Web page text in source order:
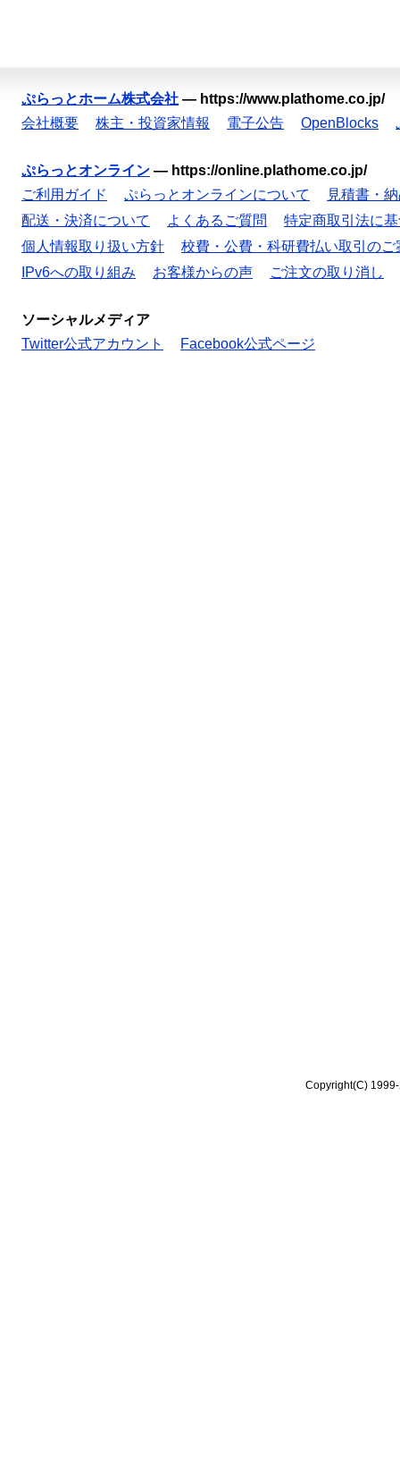
ぷらっとホーム株式会社 — https://www.plathome.co.jp/
会社概要
株主・投資家情報 電子公告 OpenBlocks
ぷらっとオンライン — https://online.plathome.co.jp/
ご利用ガイド
ぷらっとオンラインについて
見積書・
配送・決済について
よくあるご質問
特定商取引法に
個人情報取り扱い方針
校費・公費・科研費払い取引のご
IPv6への取り組み
お客様からの声 ご注文の取り消し
ソーシャルメディア
Twitter公式アカウント
Facebook公式ページ
Copyright(C)